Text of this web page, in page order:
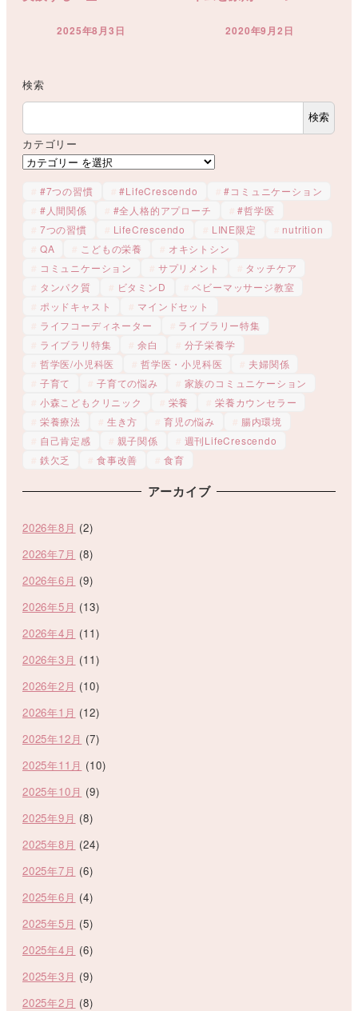
投稿日
2025年8月3日 投稿日
2020年9月2日
検索
検索
カテゴリー
#7つの習慣 #LifeCrescendo
#コミュニケーション
#人間関係
#全人格的アプローチ
#哲学医
7つの習慣
LifeCrescendo LINE限定
nutrition
QA
こどもの栄養
オキシトシン
コミュニケーション
サプリメント
タッチケア
タンパク質
ビタミンD
ベビーマッサージ教室
ポッドキャスト
マインドセット
ライフコーディネーター
ライブラリー特集
ライブラリ特集
余白
分子栄養学
哲学医/小児科医
哲学医・小児科医
夫婦関係
子育て
子育ての悩み
家族のコミュニケーション
小森こどもクリニック
栄養
栄養カウンセラー
栄養療法
生き方 育児の悩み
腸内環境
自己肯定感
親子関係
週刊LifeCrescendo
鉄欠乏
食事改善 食育
アーカイブ
2026年8月 (2)
2026年7月 (8)
2026年6月 (9)
2026年5月 (13)
2026年4月 (11)
2026年3月 (11)
2026年2月 (10)
2026年1月 (12)
2025年12月 (7)
2025年11月 (10)
2025年10月 (9)
2025年9月 (8)
2025年8月 (24)
2025年7月 (6)
2025年6月 (4)
2025年5月 (5)
2025年4月 (6)
2025年3月 (9)
2025年2月 (8)